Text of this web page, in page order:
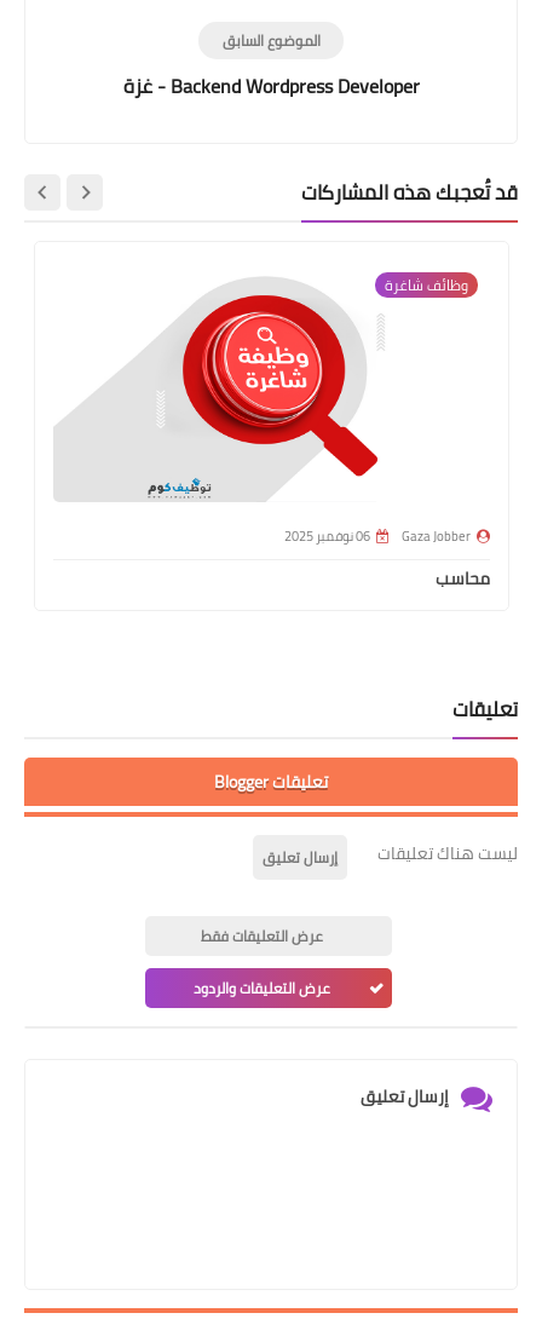
الموضوع السابق
Backend Wordpress Developer - غزة
قد تُعجبك هذه المشاركات
وظائف شاغرة
Gaza Jobber 06 نوفمبر 2025
محاسب
تعليقات
تعليقات Blogger
ليست هناك تعليقات إرسال تعليق
عرض التعليقات فقط
عرض التعليقات والردود
إرسال تعليق